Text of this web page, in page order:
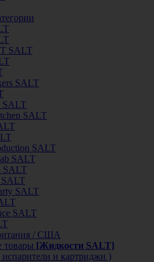
SALT
SALT
SALT
SALT
SALT
SALT
SALT
SALT
SALT
SALT
/ США
товары [Жидкости SALT]
и картриджи )